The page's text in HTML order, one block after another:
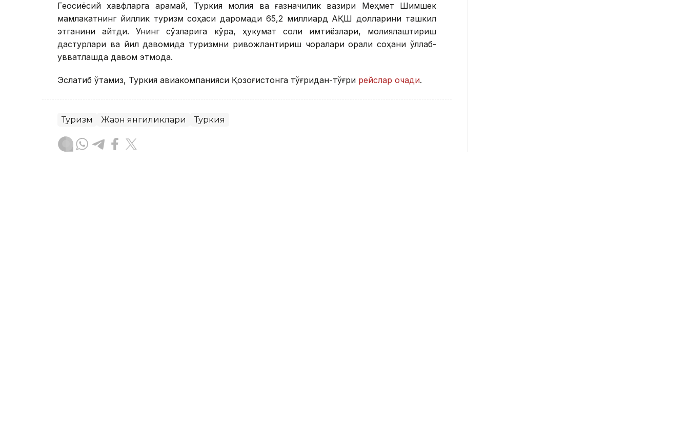
Геосиёсий хавфларга қарамай, Туркия молия ва ғазначилик вазири Меҳмет Шимшек
мамлакатнинг йиллик туризм соҳаси даромади 65,2 миллиард АҚШ долларини ташкил
этганини айтди. Унинг сўзларига кўра, ҳукумат солиқ имтиёзлари, молиялаштириш
дастурлари ва йил давомида туризмни ривожлантириш чоралари орқали соҳани қўллаб-
қувватлашда давом этмоқда.
Эслатиб ўтамиз, Туркия авиакомпанияси Қозоғистонга тўғридан-тўғри рейслар очади.
Туризм Жаҳон янгиликлари Туркия